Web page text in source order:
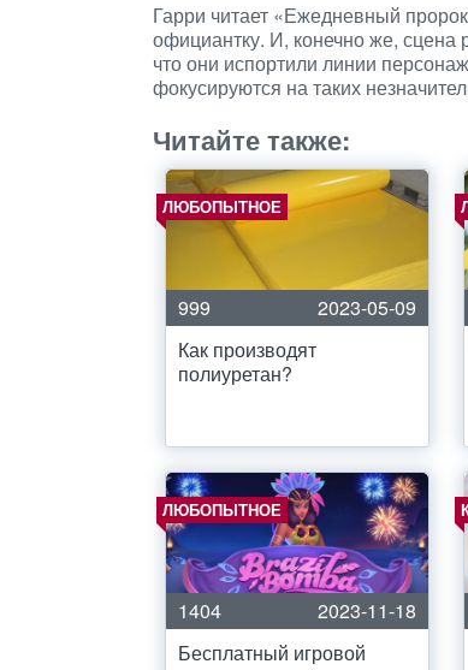
Гарри читает «Ежедневный
официантку. И, конечно же,
что они испортили линии
фокусируются на таких
Читайте также:
ЛЮБОПЫТНОЕ
999
2023-05-09
Как производят
полиуретан?
ЛЮБОПЫТНОЕ
1404
2023-11-18
Бесплатный игровой